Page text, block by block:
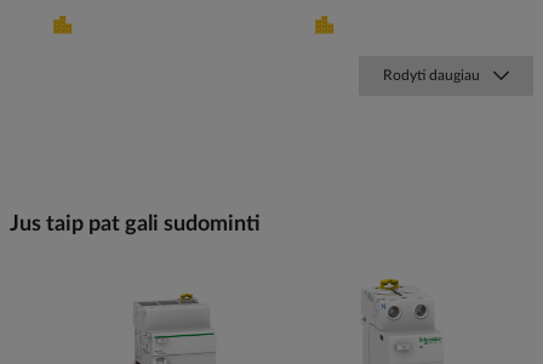
Rodyti daugiau
Jus taip pat gali sudominti